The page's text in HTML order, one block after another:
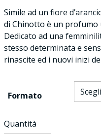
Simile ad un fiore
di Chinotto è un profumo
Dedicato ad una
stesso determinata e
rinascite ed i nuovi inizi
Formato
Quantità